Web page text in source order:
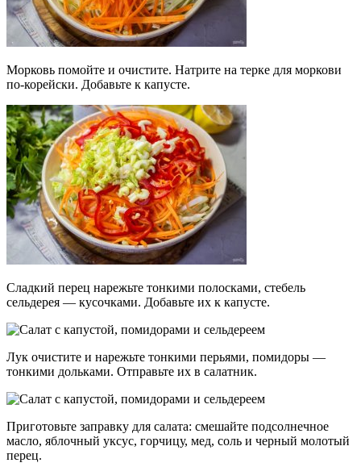
Морковь помойте и очистите. Натрите на терке для моркови
по-корейски. Добавьте к капусте.
Сладкий перец нарежьте тонкими полосками, стебель
сельдерея — кусочками. Добавьте их к капусте.
Лук очистите и нарежьте тонкими перьями, помидоры —
тонкими дольками. Отправьте их в салатник.
Приготовьте заправку для салата: смешайте подсолнечное
масло, яблочный уксус, горчицу, мед, соль и черный молотый
перец.